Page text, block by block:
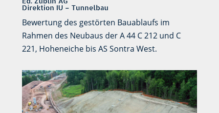
Direktion IU – Tunnelbau
Bewertung des gestörten Bauablaufs im
Rahmen des Neubaus der A 44 C 212 und C
221, Hoheneiche bis AS Sontra West.